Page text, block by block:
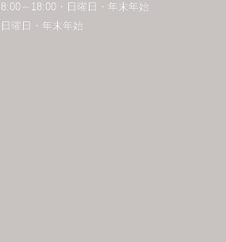
8:00～18:00・日曜日・年末年始
日曜日・年末年始